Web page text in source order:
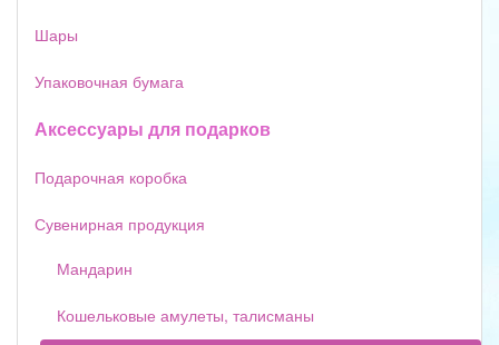
Шары
Упаковочная бумага
Аксессуары для подарков
Подарочная коробка
Сувенирная продукция
Мандарин
Кошельковые амулеты, талисманы